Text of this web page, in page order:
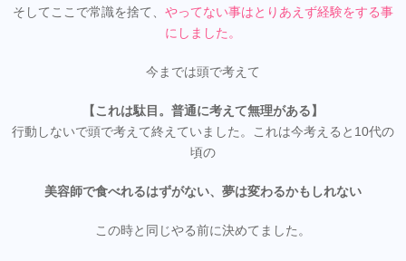
そしてここで常識を捨て、 やってない事はとりあえず経験をする事
にしました。
今までは頭で考えて
【これは駄目。普通に考えて無理がある】
行動しないで頭で考えて終えていました。これは今考えると10代の
頃の
美容師で食べれるはずがない、夢は変わるかもしれない
この時と同じやる前に決めてました。